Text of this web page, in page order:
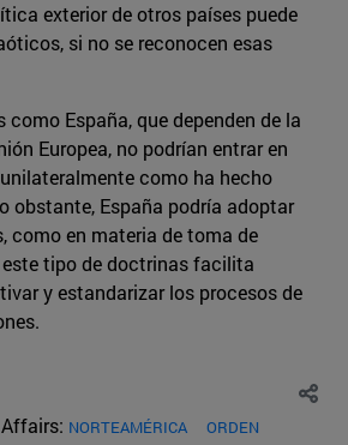
exterior de otros países puede
si no se reconocen esas
como España, que dependen de la
Europea, no podrían entrar en
como ha hecho
obstante, España podría adoptar
como en materia de toma de
tipo de doctrinas facilita
y estandarizar los procesos de
NORTEAMÉRICA ORDEN